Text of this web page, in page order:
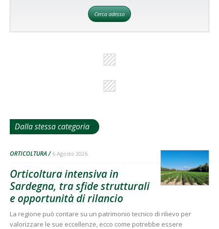
Cerca adesso
Dalla stessa categoria
ORTICOLTURA 6 Agosto 2026
Orticoltura intensiva in
Sardegna, tra sfide strutturali
e opportunità di rilancio
La regione può contare su un patrimonio tecnico di rilievo per
valorizzare le sue eccellenze, ecco come potrebbe essere